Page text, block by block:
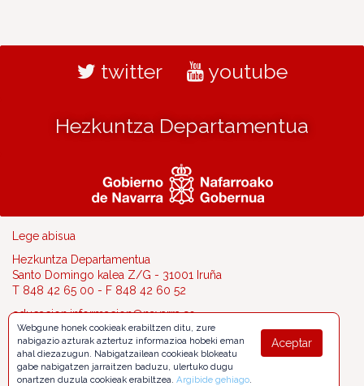
twitter youtube
Hezkuntza Departamentua
Lege abisua
Hezkuntza Departamentua
Santo Domingo kalea Z/G - 31001 Iruña
T 848 42 65 00 - F 848 42 60 52
educacion.informacion@navarra.es
Aceptar
Webgune honek cookieak erabiltzen ditu, zure
nabigazio azturak aztertuz informazioa hobeki eman
ahal diezazugun. Nabigatzailean cookieak blokeatu
gabe nabigatzen jarraitzen baduzu, ulertuko dugu
onartzen duzula cookieak erabiltzea. Argibide gehiago.